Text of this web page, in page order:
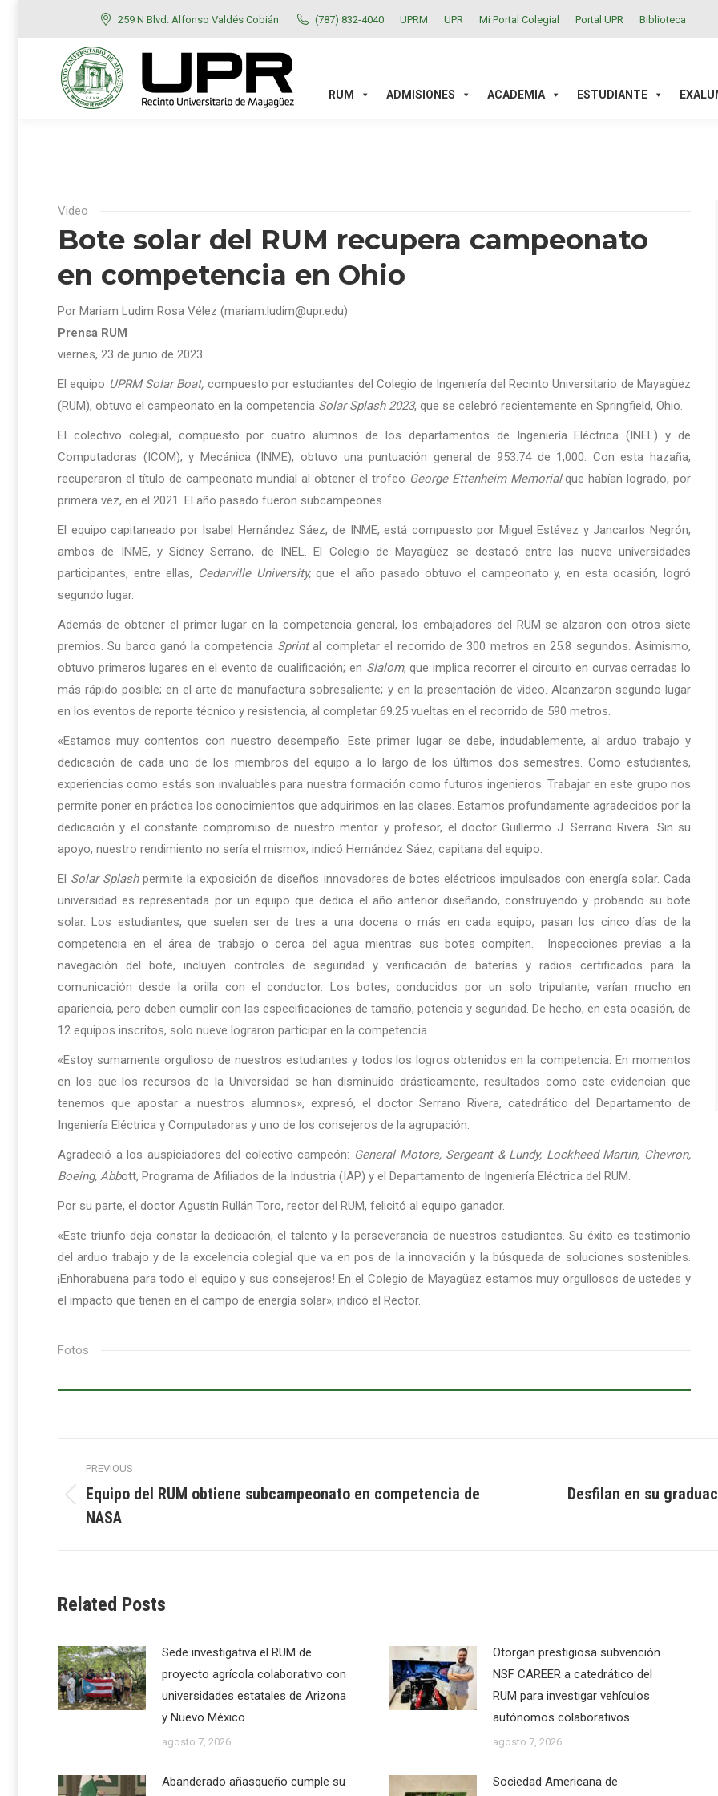
259 N Blvd. Alfonso Valdés Cobián (787) 832-4040 UPRM UPR Mi Portal Colegial Portal UPR Biblioteca
RUM ADMISIONES ACADEMIA ESTUDIANTE
Video
Bote solar del RUM recupera campeonato
en competencia en Ohio
Por Mariam Ludim Rosa Vélez (mariam.ludim@upr.edu)
Prensa RUM
viernes, 23 de junio de 2023
El equipo UPRM Solar Boat, compuesto por estudiantes del Colegio de Ingeniería del Recinto Universitario de Mayagüez
(RUM), obtuvo el campeonato en la competencia Solar Splash 2023, que se celebró recientemente en Springfield, Ohio.
El colectivo colegial, compuesto por cuatro alumnos de los departamentos de Ingeniería Eléctrica (INEL) y de
Computadoras (ICOM); y Mecánica (INME), obtuvo una puntuación general de 953.74 de 1,000. Con esta hazaña,
recuperaron el título de campeonato mundial al obtener el trofeo George Ettenheim Memorialque habían logrado, por
primera vez, en el 2021. El año pasado fueron subcampeones.
El equipo capitaneado por Isabel Hernández Sáez, de INME, está compuesto por Miguel Estévez y Jancarlos Negrón,
ambos de INME, y Sidney Serrano, de INEL. El Colegio de Mayagüez se destacó entre las nueve universidades
participantes, entre ellas, Cedarville University,que el año pasado obtuvo el campeonato y, en esta ocasión, logró
segundo lugar.
Además de obtener el primer lugar en la competencia general, los embajadores del RUM se alzaron con otros siete
premios. Su barco ganó la competencia Sprintal completar el recorrido de 300 metros en 25.8 segundos. Asimismo,
obtuvo primeros lugares en el evento de cualificación; en Slalom, que implica recorrer el circuito en curvas cerradas lo
más rápido posible; en el arte de manufactura sobresaliente; y en la presentación de video. Alcanzaron segundo lugar
en los eventos de reporte técnico y resistencia, al completar 69.25 vueltas en el recorrido de 590 metros.
«Estamos muy contentos con nuestro desempeño. Este primer lugar se debe, indudablemente, al arduo trabajo y
dedicación de cada uno de los miembros del equipo a lo largo de los últimos dos semestres. Como estudiantes,
experiencias como estás son invaluables para nuestra formación como futuros ingenieros. Trabajar en este grupo nos
permite poner en práctica los conocimientos que adquirimos en las clases. Estamos profundamente agradecidos por la
dedicación y el constante compromiso de nuestro mentor y profesor, el doctor Guillermo J. Serrano Rivera. Sin su
apoyo, nuestro rendimiento no sería el mismo», indicó Hernández Sáez, capitana del equipo.
El Solar Splashpermite la exposición de diseños innovadores de botes eléctricos impulsados con energía solar. Cada
universidad es representada por un equipo que dedica el año anterior diseñando, construyendo y probando su bote
solar. Los estudiantes, que suelen ser de tres a una docena o más en cada equipo, pasan los cinco días de la
competencia en el área de trabajo o cerca del agua mientras sus botes compiten. Inspecciones previas a la
navegación del bote, incluyen controles de seguridad y verificación de baterías y radios certificados para la
comunicación desde la orilla con el conductor. Los botes, conducidos por un solo tripulante, varían mucho en
apariencia, pero deben cumplir con las especificaciones de tamaño, potencia y seguridad. De hecho, en esta ocasión, de
12 equipos inscritos, solo nueve lograron participar en la competencia.
«Estoy sumamente orgulloso de nuestros estudiantes y todos los logros obtenidos en la competencia. En momentos
en los que los recursos de la Universidad se han disminuido drásticamente, resultados como este evidencian que
tenemos que apostar a nuestros alumnos», expresó, el doctor Serrano Rivera, catedrático del Departamento de
Ingeniería Eléctrica y Computadoras y uno de los consejeros de la agrupación.
Agradeció a los auspiciadores del colectivo campeón: General Motors, Sergeant & Lundy, Lockheed Martin, Chevron,
Boeing, Abbott, Programa de Afiliados de la Industria (IAP) y el Departamento de Ingeniería Eléctrica del RUM.
Por su parte, el doctor Agustín Rullán Toro, rector del RUM, felicitó al equipo ganador.
«Este triunfo deja constar la dedicación, el talento y la perseverancia de nuestros estudiantes. Su éxito es testimonio
del arduo trabajo y de la excelencia colegial que va en pos de la innovación y la búsqueda de soluciones sostenibles.
¡Enhorabuena para todo el equipo y sus consejeros! En el Colegio de Mayagüez estamos muy orgullosos de ustedes y
el impacto que tienen en el campo de energía solar», indicó el Rector.
Fotos
Post
navigation
PREVIOUS
Previous
post:
Equipo del RUM obtiene subcampeonato en competencia de
NASA
Desfilan en su
Related Posts
Sede investigativa el RUM de
proyecto agrícola colaborativo con
universidades estatales de Arizona
y Nuevo México
agosto 7, 2026
Otorgan prestigiosa subvención
NSF CAREER a catedrático del
RUM para investigar vehículos
autónomos colaborativos
agosto 7, 2026
Abanderado añasqueño cumple su Sociedad Americana de
RUM ADMISIONES